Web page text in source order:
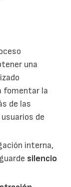
una
fomentar la
de las
de
interna,
silencio